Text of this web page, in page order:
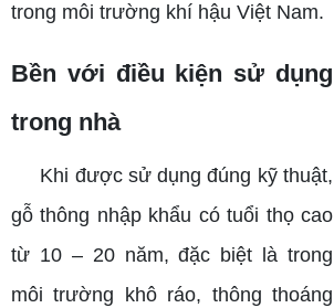
trong môi trường khí hậu Việt Nam.
Bền với điều kiện sử dụng
trong nhà
Khi được sử dụng đúng kỹ thuật,
gỗ thông nhập khẩu có tuổi thọ cao
từ 10 – 20 năm, đặc biệt là trong
môi trường khô ráo, thông thoáng